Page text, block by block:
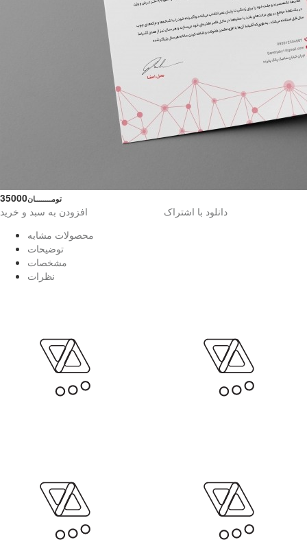
35000تومــــــــان
افزودن به سبد و خرید
دانلود با اشتراک
محصولات مشابه
توضیحات
مشخصات
نظرات